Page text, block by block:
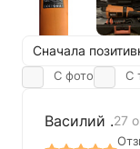
Сначала
С фото С
Василий .27